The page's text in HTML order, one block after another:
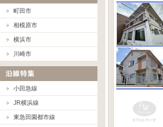
町田市
相模原市
横浜市
川崎市
小田急線
JR横浜線
東急田園都市線